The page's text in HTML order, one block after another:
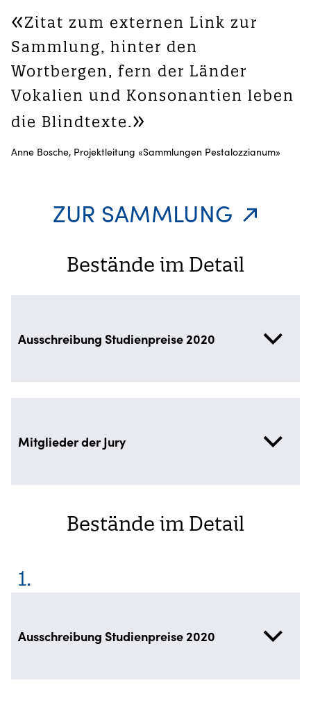
Zitat zum externen Link zur
Sammlung, hinter den
Wortbergen, fern der Länder
Vokalien und Konsonantien leben
die Blindtexte.
Anne Bosche, Projektleitung «Sammlungen Pestalozzianum»
ZUR SAMMLUNG
Bestände im Detail
Ausschreibung Studienpreise 2020
Mitglieder der Jury
Bestände im Detail
Ausschreibung Studienpreise 2020